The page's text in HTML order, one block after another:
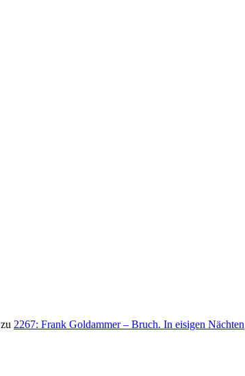
zu 2267: Frank Goldammer – Bruch. In eisigen Nächten